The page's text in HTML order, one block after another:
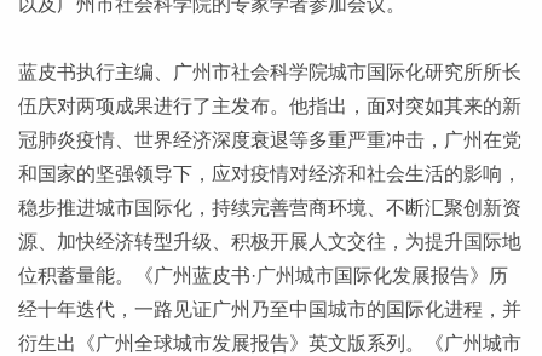
以及广州市社会科学院的专家学者参加会议。
蓝皮书执行主编、广州市社会科学院城市国际化研究所所长
伍庆对两项成果进行了主发布。他指出，面对突如其来的新
冠肺炎疫情、世界经济深度衰退等多重严重冲击，广州在党
和国家的坚强领导下，应对疫情对经济和社会生活的影响，
稳步推进城市国际化，持续完善营商环境、不断汇聚创新资
源、加快经济转型升级、积极开展人文交往，为提升国际地
位积蓄量能。《广州蓝皮书·广州城市国际化发展报告》历
经十年迭代，一路见证广州乃至中国城市的国际化进程，并
衍生出《广州全球城市发展报告》英文版系列。《广州城市